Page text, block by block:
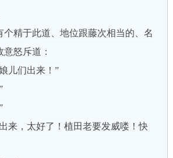
精于此道、地位跟藤次相当的、名
怒斥道：
们出来！”
，太好了！植田老要发威喽！快